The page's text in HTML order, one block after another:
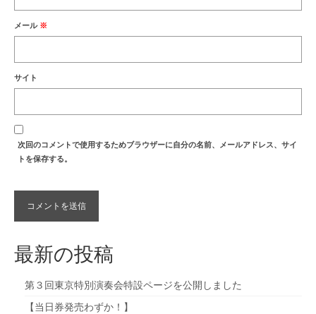
メール ※
サイト
次回のコメントで使用するためブラウザーに自分の名前、メールアドレス、サイ
トを保存する。
最新の投稿
第３回東京特別演奏会特設ページを公開しました
【当日券発売わずか！】